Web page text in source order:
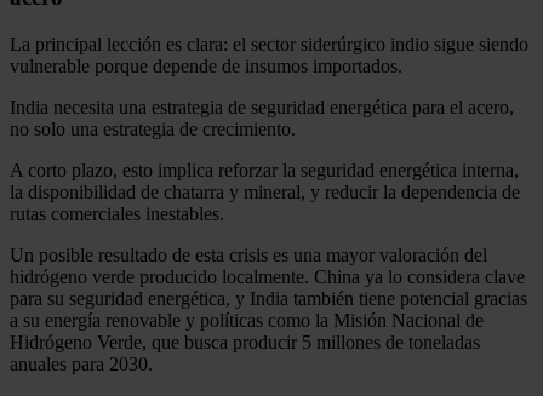
La principal lección es clara: el sector siderúrgico indio sigue siendo
vulnerable porque depende de insumos importados.
India necesita una estrategia de seguridad energética para el acero,
no solo una estrategia de crecimiento.
A corto plazo, esto implica reforzar la seguridad energética interna,
la disponibilidad de chatarra y mineral, y reducir la dependencia de
rutas comerciales inestables.
Un posible resultado de esta crisis es una mayor valoración del
hidrógeno verde producido localmente. China ya lo considera clave
para su seguridad energética, y India también tiene potencial gracias
a su energía renovable y políticas como la Misión Nacional de
Hidrógeno Verde, que busca producir 5 millones de toneladas
anuales para 2030.